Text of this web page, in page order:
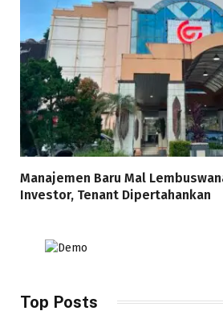
Manajemen Baru Mal
Investor, Tenant Dipertahankan
Top Posts